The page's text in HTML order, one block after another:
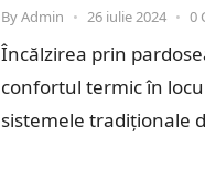
ByAdmin • 26 iulie 2024 • 0
Încălzirea prin
confortul termic în
sistemele tradiționale